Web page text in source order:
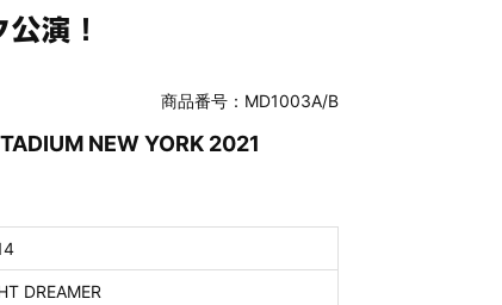
演！
商品番号：MD1003A/B
NEW YORK 2021
DREAMER